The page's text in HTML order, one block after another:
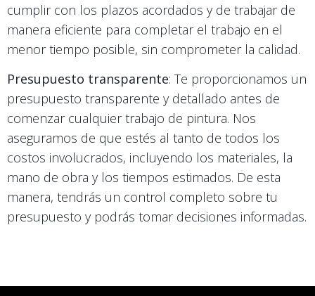
cumplir con los plazos acordados y de trabajar de
manera eficiente para completar el trabajo en el
menor tiempo posible, sin comprometer la calidad.
Presupuesto transparente: Te proporcionamos un
presupuesto transparente y detallado antes de
comenzar cualquier trabajo de pintura. Nos
aseguramos de que estés al tanto de todos los
costos involucrados, incluyendo los materiales, la
mano de obra y los tiempos estimados. De esta
manera, tendrás un control completo sobre tu
presupuesto y podrás tomar decisiones informadas.